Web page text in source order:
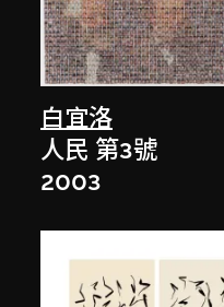
白宜洛
人民 第3號
2003